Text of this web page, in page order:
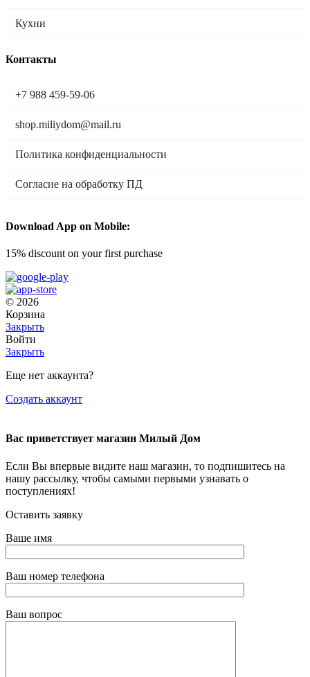
Кухни
Контакты
+7 988 459-59-06
shop.miliydom@mail.ru
Политика конфиденциальности
Согласие на обработку ПД
Download App on Mobile:
15% discount on your first purchase
© 2026
Корзина
Закрыть
Войти
Закрыть
Еще нет аккаунта?
Создать аккаунт
Вас приветствует магазин Милый Дом
Если Вы впервые видите наш магазин, то подпишитесь на
нашу рассылку, чтобы самыми первыми узнавать о
поступлениях!
Оставить заявку
Ваше имя
Ваш номер телефона
Ваш вопрос